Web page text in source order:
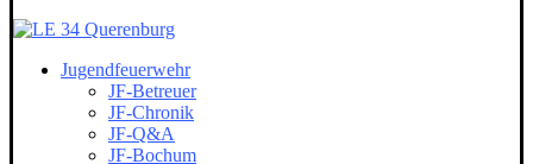
Jugendfeuerwehr
JF-Betreuer
JF-Chronik
JF-Q&A
JF-Bochum